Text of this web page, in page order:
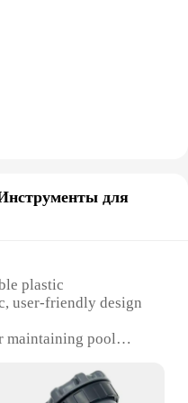
для
plastic
user-friendly design
maintaining pool
filtration